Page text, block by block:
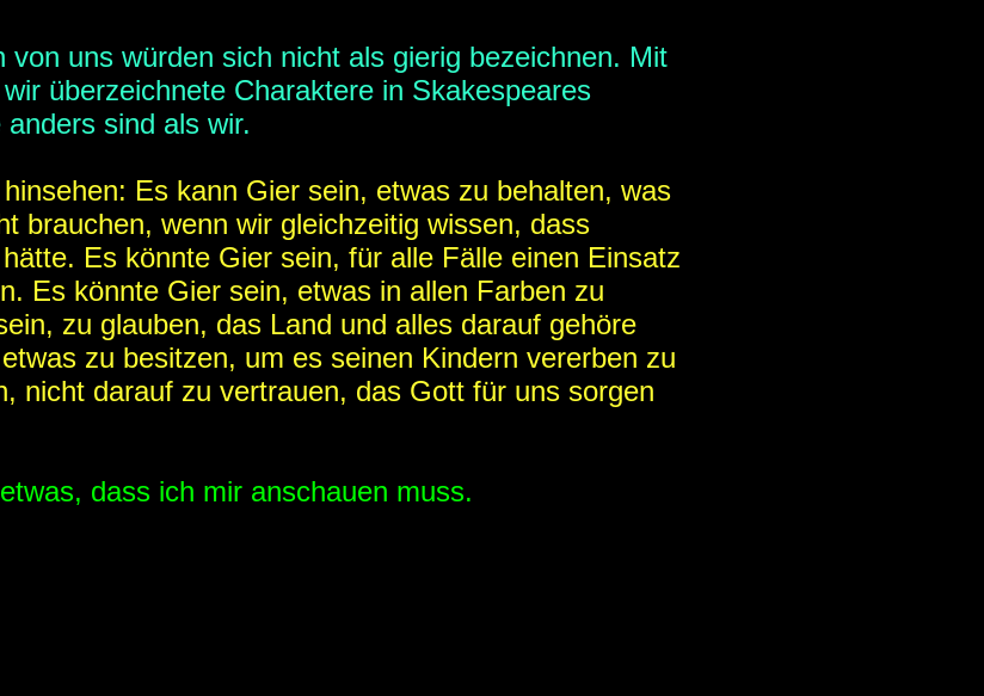
uns würden sich nicht als gierig bezeichnen. Mit
überzeichnete Charaktere in Skakespeares
sind als wir.
Es kann Gier sein, etwas zu behalten, was
brauchen, wenn wir gleichzeitig wissen, dass
Es könnte Gier sein, für alle Fälle einen Einsatz
Es könnte Gier sein, etwas in allen Farben zu
zu glauben, das Land und alles darauf gehöre
zu besitzen, um es seinen Kindern vererben zu
nicht darauf zu vertrauen, das Gott für uns sorgen
dass ich mir anschauen muss.